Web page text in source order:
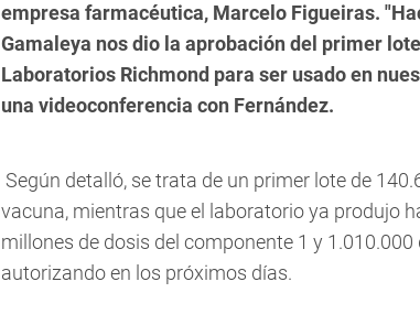
empresa farmacéutica, Marcelo Figueiras.
Gamaleya nos dio la aprobación del primer
Laboratorios Richmond para ser usado en
una videoconferencia con Fernández.
Según detalló, se trata de un primer lote de
vacuna, mientras que el laboratorio ya produjo
millones de dosis del componente 1 y
autorizando en los próximos días.